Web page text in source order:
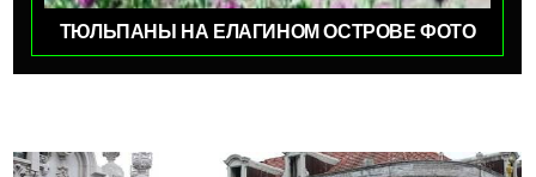
ТЮЛЬПАНЫ НА ЕЛАГИНОМ ОСТРОВЕ ФОТО